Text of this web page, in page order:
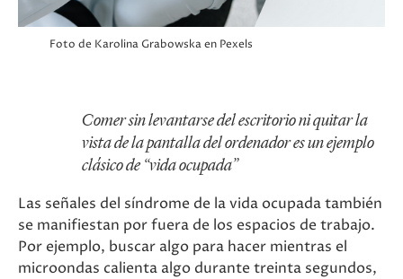
Foto de Karolina Grabowska en Pexels
Comer sin levantarse del escritorio ni quitar la
vista de la pantalla del ordenador es un ejemplo
clásico de “vida ocupada”
Las señales del síndrome de la vida ocupada también
se manifiestan por fuera de los espacios de trabajo.
Por ejemplo, buscar algo para hacer mientras el
microondas calienta algo durante treinta segundos,